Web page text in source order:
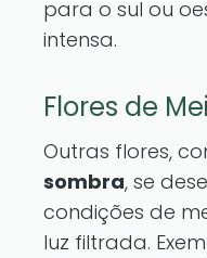
para o sul ou
intensa.
Flores de
Outras flores,
sombra, se
condições de
luz filtrada.